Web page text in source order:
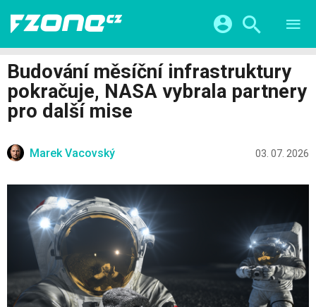
VIDEA
SERIÁLY
CHYTRÁ MĚSTA
ŽIVOT BUDOUCNOSTI
HRY A ZÁBAVA
Facebook Google
Budování měsíční infrastruktury
pokračuje, NASA vybrala partnery
pro další mise
Marek Vacovský 03. 07. 2026